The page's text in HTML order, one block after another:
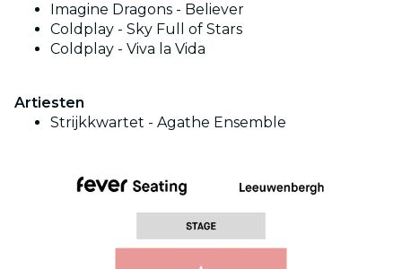
Imagine Dragons - Believer
Coldplay - Sky Full of Stars
Coldplay - Viva la Vida
Artiesten
Strijkkwartet - Agathe Ensemble